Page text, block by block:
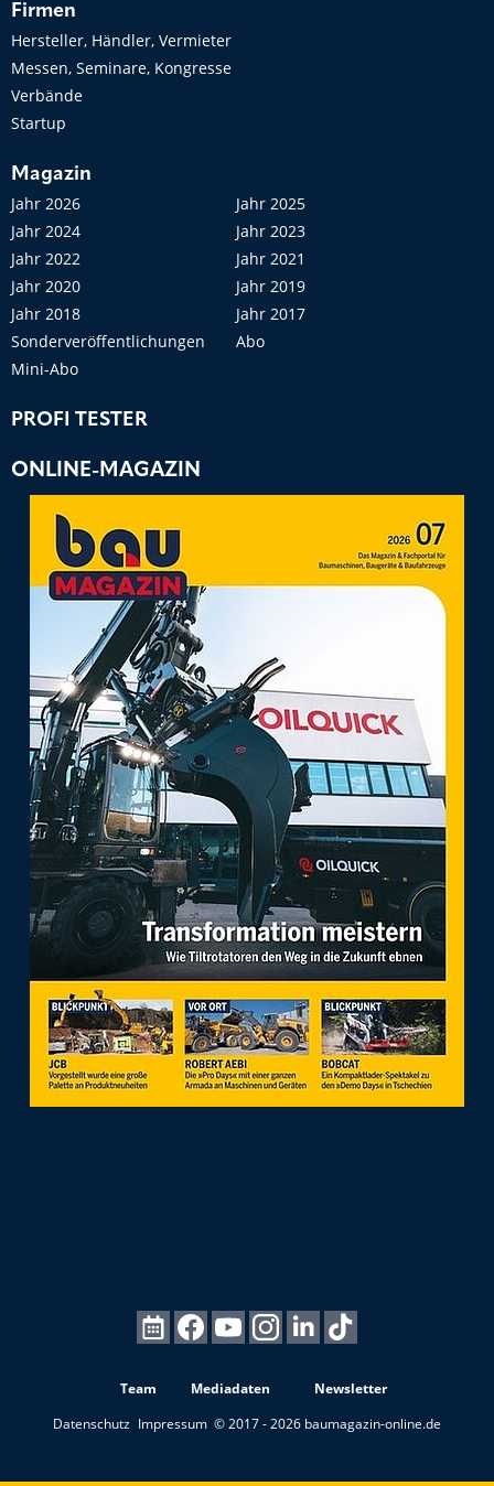
Firmen
Hersteller, Händler, Vermieter
Messen, Seminare, Kongresse
Verbände
Startup
Magazin
Jahr 2026
Jahr 2025
Jahr 2024
Jahr 2023
Jahr 2022
Jahr 2021
Jahr 2020
Jahr 2019
Jahr 2018
Jahr 2017
Sonderveröffentlichungen
Abo
Mini-Abo
PROFI TESTER
ONLINE-MAGAZIN
Team Mediadaten
Newsletter
Datenschutz Impressum © 2017 - 2026 baumagazin-online.de